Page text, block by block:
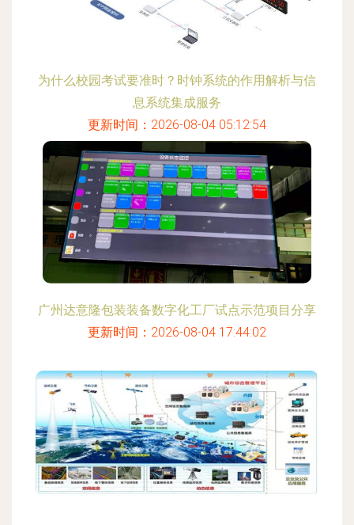
为什么校园考试要准时？时钟系统的作用解析与信
息系统集成服务
更新时间：2026-08-04 05:12:54
广州达意隆包装装备数字化工厂试点示范项目分享
更新时间：2026-08-04 17:44:02